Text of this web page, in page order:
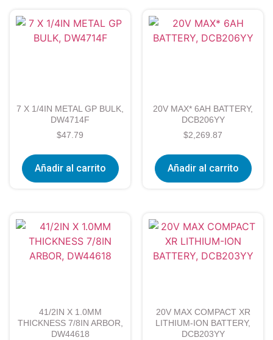
7 X 1/4IN METAL GP BULK,
DW4714F
$47.79
Añadir al carrito
20V MAX* 6AH BATTERY,
DCB206YY
$2,269.87
Añadir al carrito
41/2IN X 1.0MM
THICKNESS 7/8IN ARBOR,
DW44618
20V MAX COMPACT XR
LITHIUM-ION BATTERY,
DCB203YY